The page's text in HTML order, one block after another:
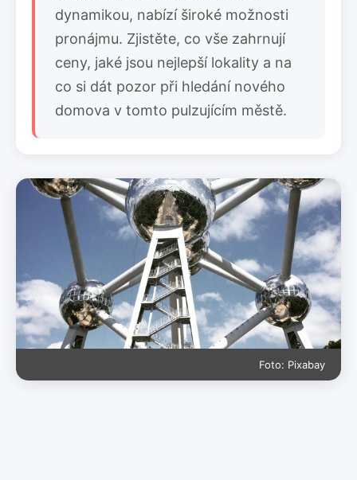
dynamikou, nabízí široké možnosti
pronájmu. Zjistěte, co vše zahrnují
ceny, jaké jsou nejlepší lokality a na
co si dát pozor při hledání nového
domova v tomto pulzujícím městě.
Foto: Pixabay